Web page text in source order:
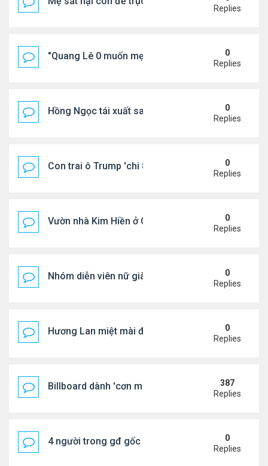
Replies
"Quang Lê 0 muốn mẹ thua kém người khác"
0
Replies
Hồng Ngọc tái xuất sau nhiều năm ở ẩn
0
Replies
Con trai ô Trump 'chi 8.5 triệu để xóa ràng buộc
0
Replies
Vườn nhà Kim Hiền ở California
0
Replies
Nhóm diễn viên nữ giàu nhất thế giới
0
Replies
Hương Lan miệt mài đi hát ở tuổi 70
0
Replies
Billboard dành 'cơn mưa' lời khen BTS
387
Replies
4 người trong gđ gốc Việt thiệt mạng vì tai nạn xe
0
Replies